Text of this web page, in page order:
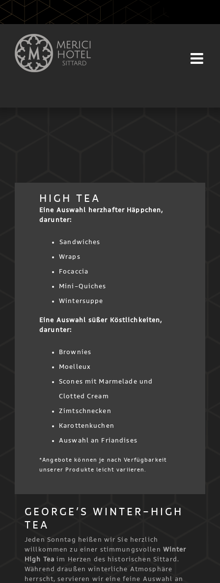
Skip
to
content
GEORGE’S WINTER-HIGH
TEA
Jeden Sonntag heißen wir Sie herzlich
willkommen zu einer stimmungsvollen Winter
High Tea im Herzen des historischen Sittard.
Während draußen winterliche Atmosphäre
herrscht, servieren wir eine feine Auswahl an
HIGH TEA
Eine Auswahl herzhafter Häppchen,
darunter:
Sandwiches
Wraps
Focaccia
Mini-Quiches
Wintersuppe
Eine Auswahl süßer Köstlichkeiten,
darunter:
Brownies
Moelleux
Scones mit Marmelade und
Clotted Cream
Zimtschnecken
Karottenkuchen
Auswahl an Friandises
*Angebote können je nach Verfügbarkeit
unserer Produkte leicht variieren.